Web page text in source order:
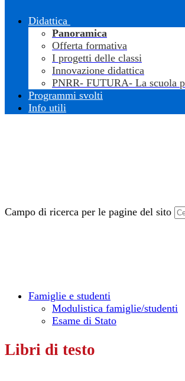
Didattica
Panoramica
Offerta formativa
I progetti delle classi
Innovazione didattica
PNRR- FUTURA- La scuola
Programmi svolti
Info utili
Campo di ricerca per le pagine del sito
Famiglie e studenti
Modulistica famiglie/studenti
Esame di Stato
Libri di testo